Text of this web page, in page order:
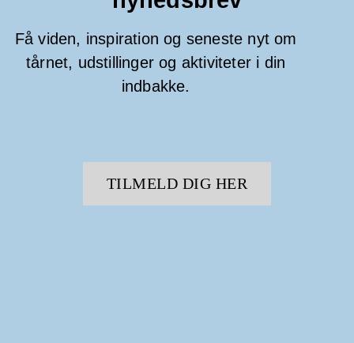
Få viden, inspiration og seneste nyt om
tårnet, udstillinger og aktiviteter i din
indbakke.
TILMELD DIG HER